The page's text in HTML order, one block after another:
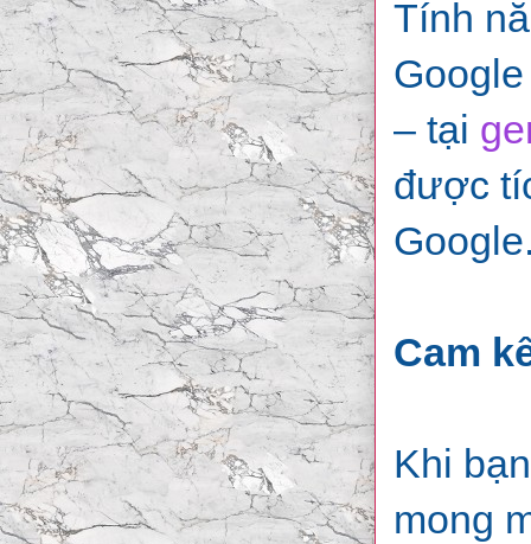
Tính
– tại
được
Cam
Khi
mong